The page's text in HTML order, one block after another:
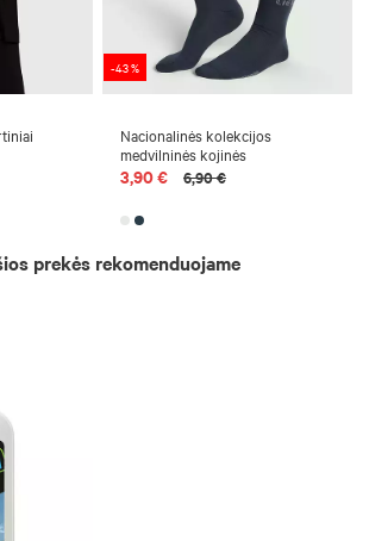
-43 %
Nacionalinės kolekcijos
medvilninės kojinės
3,90 € 6,90 €
prekės rekomenduojame